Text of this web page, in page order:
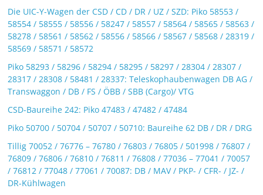
Die UIC-Y-Wagen der CSD / CD / DR / UZ / SZD: Piko 58553 /
58554 / 58555 / 58556 / 58247 / 58557 / 58564 / 58565 / 58563 /
58278 / 58561 / 58562 / 58556 / 58566 / 58567 / 58568 / 28319 /
58569 / 58571 / 58572
Piko 58293 / 58296 / 58294 / 58295 / 58297 / 28304 / 28307 /
28317 / 28308 / 58481 / 28337: Teleskophaubenwagen DB AG /
Transwaggon / DB / FS / ÖBB / SBB (Cargo)/ VTG
CSD-Baureihe 242: Piko 47483 / 47482 / 47484
Piko 50700 / 50704 / 50707 / 50710: Baureihe 62 DB / DR / DRG
Tillig 70052 / 76776 – 76780 / 76803 / 76805 / 501998 / 76807 /
76809 / 76806 / 76810 / 76811 / 76808 / 77036 – 77041 / 70057
/ 76812 / 77048 / 77061 / 70087: DB / MAV / PKP- / CFR- / JZ- /
DR-Kühlwagen